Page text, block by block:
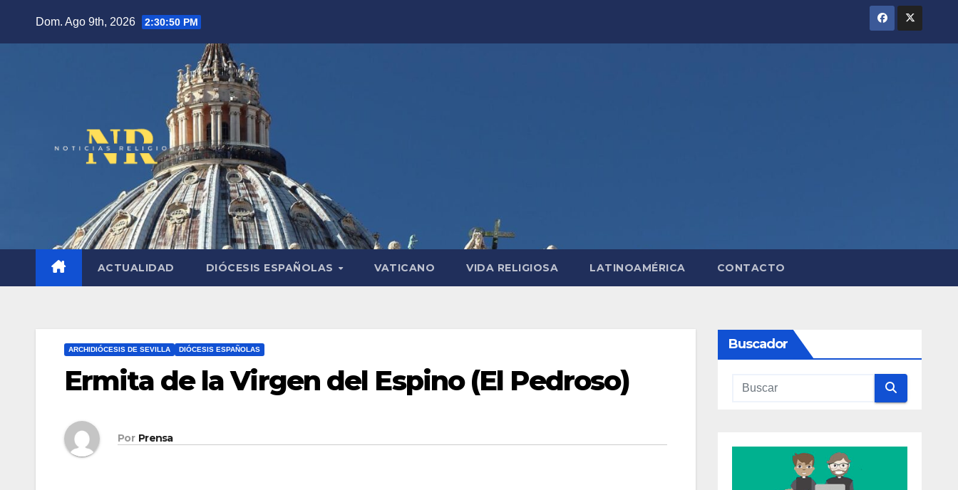
Dom. Ago 9th, 2026 2:30:51 PM
ACTUALIDAD DIÓCESIS ESPAÑOLAS VATICANO VIDA RELIGIOSA LATINOAMÉRICA CONTACTO
ARCHIDIÓCESIS DE SEVILLA DIÓCESIS ESPAÑOLAS
Ermita de la Virgen del Espino (El Pedroso)
Por Prensa
Buscador